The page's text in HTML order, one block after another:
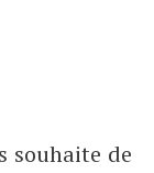
souhaite de